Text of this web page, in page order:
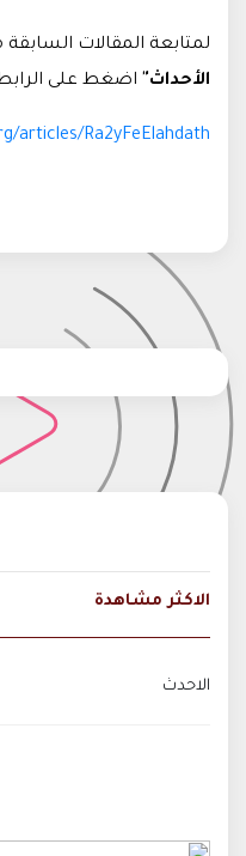
لمتابعة المقالات
الأحداث" اضغط على الرابط
articles/Ra2yFeElahdath
الاكثر مشاهدة
الاحدث